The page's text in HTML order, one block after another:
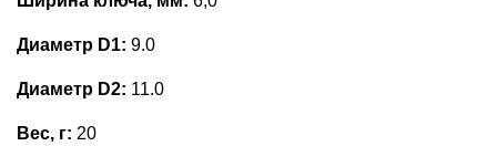
Диаметр D1: 9.0
Диаметр D2: 11.0
Вес, г: 20